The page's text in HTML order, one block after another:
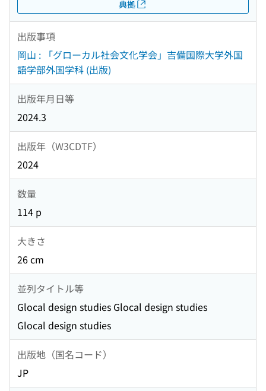
典拠
出版事項
岡山 : 「グローカル社会文化学会」吉備国際大学外国
語学部外国学科 (出版)
出版年月日等
2024.3
出版年（W3CDTF）
2024
数量
114 p
大きさ
26 cm
並列タイトル等
Glocal design studies Glocal design studies
Glocal design studies
出版地（国名コード）
JP